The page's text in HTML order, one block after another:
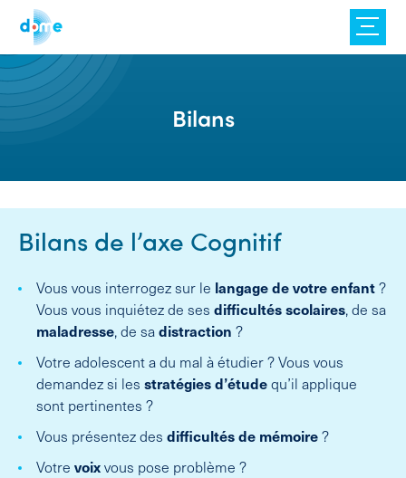
content
Bilans
Bilans de l’axe Cognitif
Vous vous interrogez sur le langage de votre enfant?
Vous vous inquiétez de ses difficultés scolaires, de sa
maladresse, de sadistraction ?
Votre adolescent a du mal à étudier ? Vous vous
demandez si les stratégies d’étudequ’il applique
sont pertinentes ?
Vous présentez des difficultés de mémoire?
Votre voixvous pose problème ?